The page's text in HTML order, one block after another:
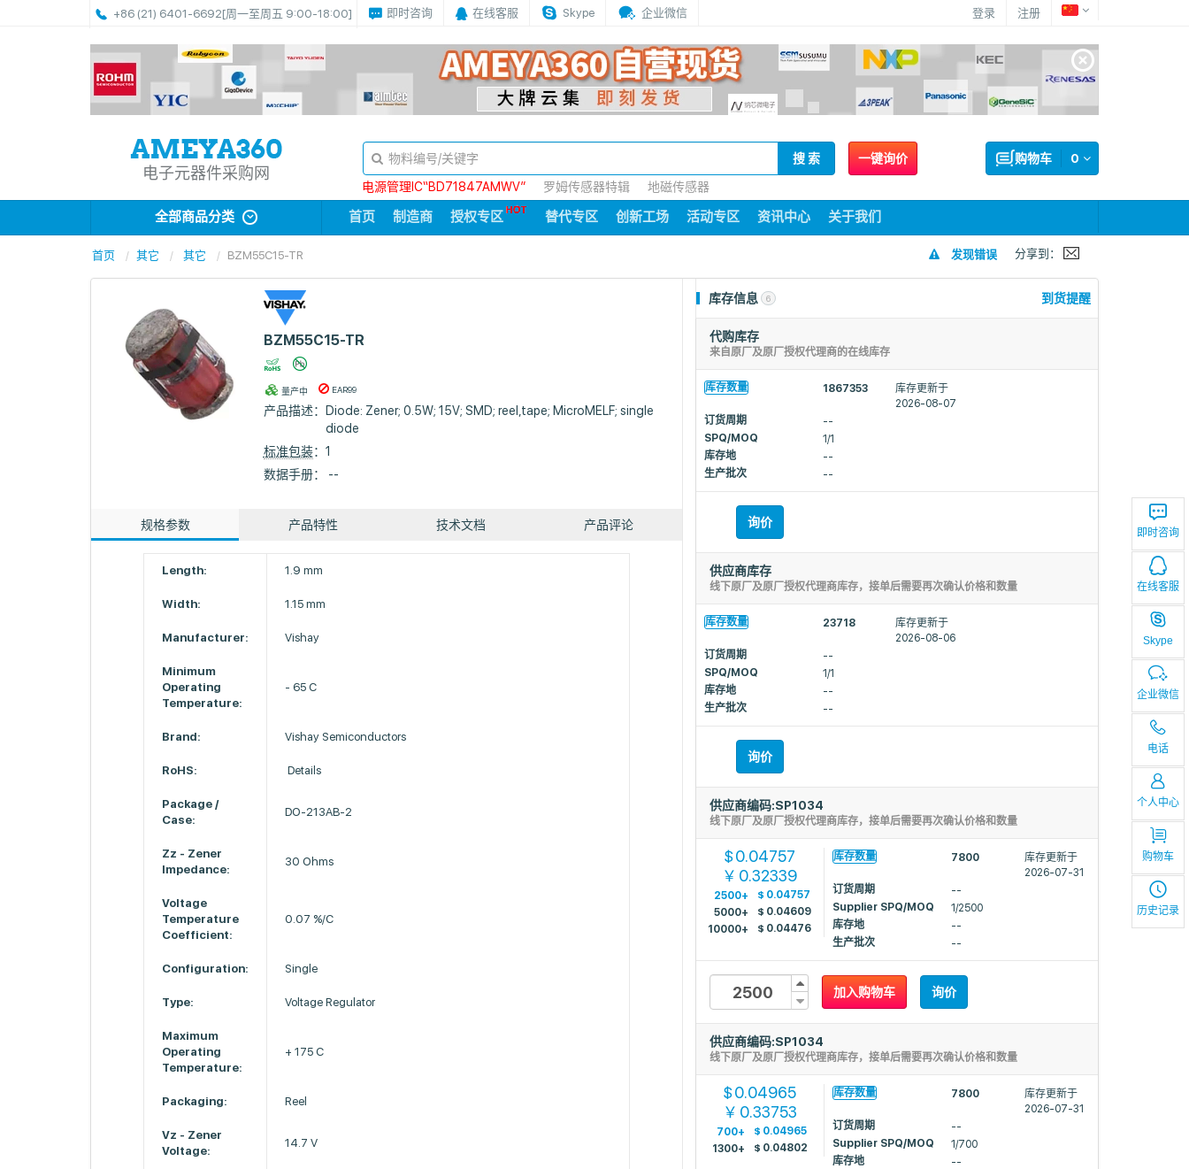
+86 (21) 6401-6692[周一至周五 9:00-18:00] 即时咨询 在线客服 Skype 企业微信 登录 注册
即时咨询
在线客服
Skype
企业微信
电话
个人中心
购物车
历史记录
电子元器件采购网
一键询价 0
购物车
搜 索
电源管理IC“BD71847AMWV”
罗姆传感器特辑 地磁传感器
全部商品分类 首页 制造商 授权专区 替代专区 创新工场 活动专区 资讯中心 关于我们
首页 其它 其它 BZM55C15-TR 发现错误 分享到：
BZM55C15-TR
量产中 EAR99
产品描述：
Diode: Zener; 0.5W; 15V; SMD; reel,tape; MicroMELF; single
diode
标准包装：1
数据手册： --
规格参数 产品特性 技术文档 产品评论
Length: 1.9 mm
Width: 1.15 mm
Manufacturer: Vishay
Minimum
Operating
Temperature:
- 65 C
Brand: Vishay Semiconductors
RoHS: Details
Package /
Case:
DO-213AB-2
Zz - Zener
Impedance:
30 Ohms
Voltage
Temperature
Coefficient:
0.07 %/C
Configuration: Single
Type: Voltage Regulator
Maximum
Operating
Temperature:
+ 175 C
Packaging: Reel
Vz - Zener
Voltage:
14.7 V
库存信息 6 到货提醒
代购库存
来自原厂及原厂授权代理商的在线库存
库存数量 1867353
库存更新于
2026-08-07
订货周期
--
SPQ/MOQ
1/1
库存地
--
生产批次
--
询价
供应商库存
线下原厂及原厂授权代理商库存，接单后需要再次确认价格和数量
库存数量 23718
库存更新于
2026-08-06
订货周期
--
SPQ/MOQ
1/1
库存地
--
生产批次
--
询价
供应商编码:SP1034
线下原厂及原厂授权代理商库存，接单后需要再次确认价格和数量
$0.04757
￥ 0.32339
2500+ $ 0.04757
5000+
$ 0.04609
10000+
$ 0.04476
库存数量 7800
库存更新于
2026-07-31
订货周期
--
Supplier SPQ/MOQ
1/2500
库存地
--
生产批次
--
加入购物车 询价
供应商编码:SP1034
线下原厂及原厂授权代理商库存，接单后需要再次确认价格和数量
$0.04965
￥ 0.33753
700+ $ 0.04965
1300+
$ 0.04802
库存数量 7800
库存更新于
2026-07-31
订货周期
--
Supplier SPQ/MOQ
1/700
库存地
--